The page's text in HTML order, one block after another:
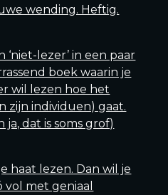
wending. Heftig.
lezer’ in een paar
boek waarin je
wil lezen hoe het
zijn individuen) gaat.
dat is soms grof)
haat lezen. Dan wil je
met geniaal